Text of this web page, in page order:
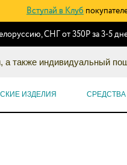
Вступай в Клуб
СНГ от 350Р за 3-5
а также индивидуальный
ИЗДЕЛИЯ